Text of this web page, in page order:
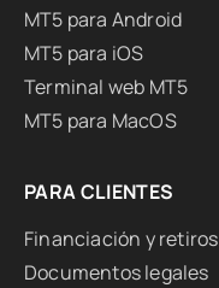
MT5 para Android
MT5 para iOS
Terminal web MT5
MT5 para MacOS
PARA CLIENTES
Financiación y retiros
Documentos legales